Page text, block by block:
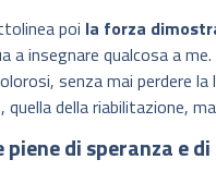
poi la forza
a insegnare qualcosa a
senza mai perdere
della riabilitazione,
piene di speranza e